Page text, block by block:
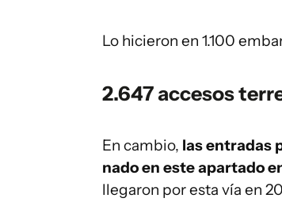
Lo hicieron en 1.100
2.647 accesos
En cambio, las entradas
nado en este apartado
llegaron por esta vía en